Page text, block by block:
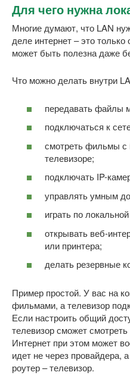
Для чего нужна
Многие думают, что LAN
деле интернет – это
может быть полезна даже
Что можно делать внутри
передавать файлы
подключаться к
смотреть фильмы с
телевизоре;
подключать IP-
управлять умным
играть по
открывать веб-
или принтера;
делать резервные
Пример простой. У вас на
фильмами, а телевизор
Если настроить общий
телевизор сможет
Интернет при этом может
идет не через провайдера,
роутер – телевизор.